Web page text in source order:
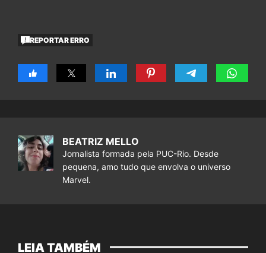
REPORTAR ERRO
BEATRIZ MELLO
Jornalista formada pela PUC-Rio. Desde
pequena, amo tudo que envolva o universo
Marvel.
LEIA TAMBÉM